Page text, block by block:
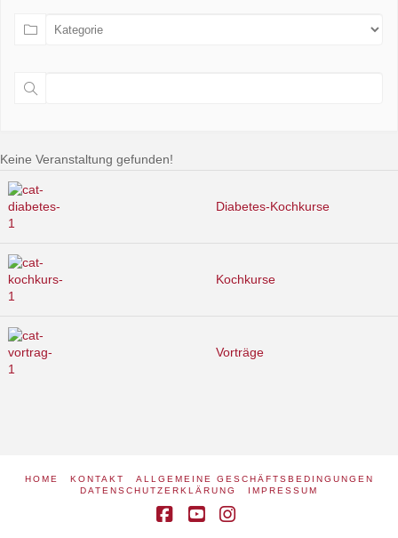
Keine Veranstaltung gefunden!
Diabetes-Kochkurse
Kochkurse
Vorträge
HOME KONTAKT
ALLGEMEINE GESCHÄFTSBEDINGUNGEN
DATENSCHUTZERKLÄRUNG
IMPRESSUM